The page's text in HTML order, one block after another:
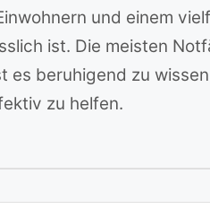
und einem
ist. Die meisten
beruhigend zu
zu helfen.